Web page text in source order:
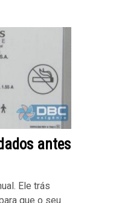
antes
Ele trás
que o seu